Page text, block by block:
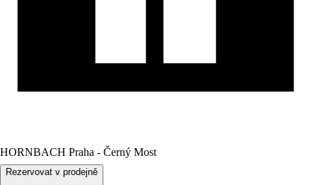
HORNBACH Praha - Černý Most
Rezervovat v prodejně